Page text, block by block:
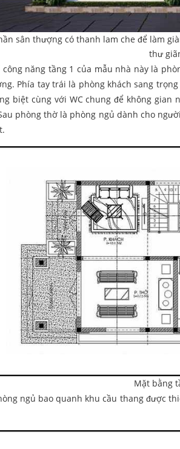
sân thượng có thanh lam che để làm
thư
năng tầng 1 của mẫu nhà này là
Phía tay trái là phòng khách sang
biệt cùng với WC chung để không
phòng thờ là phòng ngủ dành cho
Mặt bằng
ngủ bao quanh khu cầu thang được